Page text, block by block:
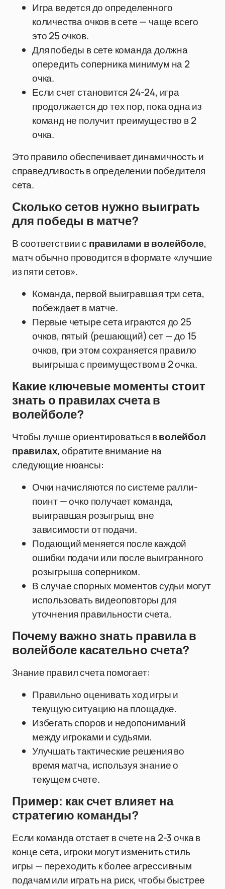
Игра ведется до определенного
количества очков в сете — чаще всего
это 25 очков.
Для победы в сете команда должна
опередить соперника минимум на 2
очка.
Если счет становится 24-24, игра
продолжается до тех пор, пока одна из
команд не получит преимущество в 2
очка.
Это правило обеспечивает динамичность и
справедливость в определении победителя
сета.
Сколько сетов нужно выиграть
для победы в матче?
В соответствии с правилами в волейболе,
матч обычно проводится в формате «лучшие
из пяти сетов».
Команда, первой выигравшая три сета,
побеждает в матче.
Первые четыре сета играются до 25
очков, пятый (решающий) сет — до 15
очков, при этом сохраняется правило
выигрыша с преимуществом в 2 очка.
Какие ключевые моменты стоит
знать о правилах счета в
волейболе?
Чтобы лучше ориентироваться вволейбол
правилах, обратите внимание на
следующие нюансы:
Очки начисляются по системе ралли-
поинт — очко получает команда,
выигравшая розыгрыш, вне
зависимости от подачи.
Подающий меняется после каждой
ошибки подачи или после выигранного
розыгрыша соперником.
В случае спорных моментов судьи могут
использовать видеоповторы для
уточнения правильности счета.
Почему важно знать правила в
волейболе касательно счета?
Знание правил счета помогает:
Правильно оценивать ход игры и
текущую ситуацию на площадке.
Избегать споров и недопониманий
между игроками и судьями.
Улучшать тактические решения во
время матча, используя знание о
текущем счете.
Пример: как счет влияет на
стратегию команды?
Если команда отстает в счете на 2-3 очка в
конце сета, игроки могут изменить стиль
игры — переходить к более агрессивным
подачам или играть на риск, чтобы быстрее